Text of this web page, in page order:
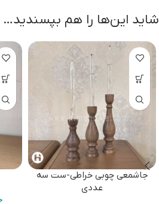
شاید این‌ها را هم بپسندید…
جاشمعی چوبی خراطی-ست سه
عددی